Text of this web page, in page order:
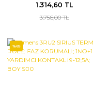
YARDIMCI KONTAKLI 11-16A;
BOY S00
1.314,60 TL
3.756,00 TL
%65